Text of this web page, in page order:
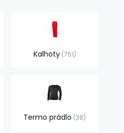
Kalhoty 751
Termo prádlo 38